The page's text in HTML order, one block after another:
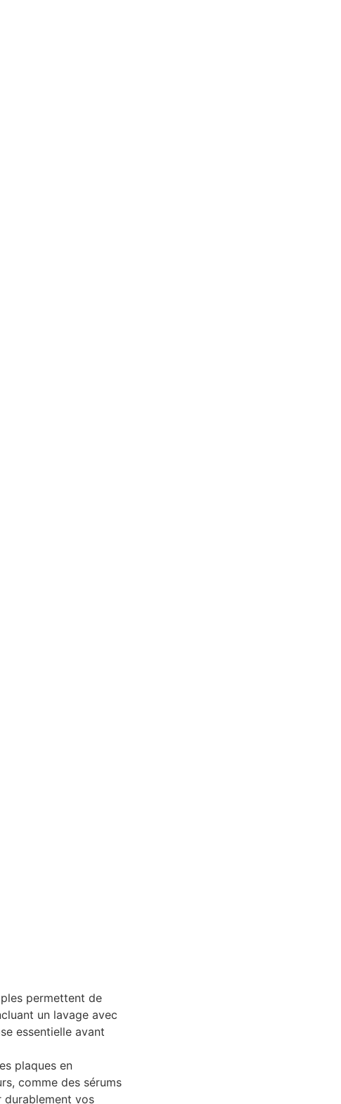
permettent de
un lavage avec
essentielle avant
plaques en
comme des sérums
vos